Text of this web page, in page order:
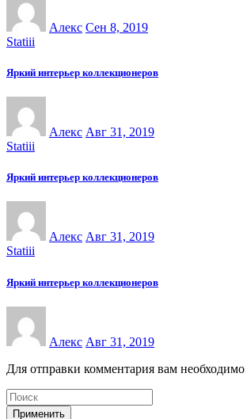
Алекс Сен 8, 2019
Statiii
Яркий интерьер коллекционеров
Алекс Авг 31, 2019
Statiii
Яркий интерьер коллекционеров
Алекс Авг 31, 2019
Statiii
Яркий интерьер коллекционеров
Алекс Авг 31, 2019
Для отправки комментария вам необходимо
Применить